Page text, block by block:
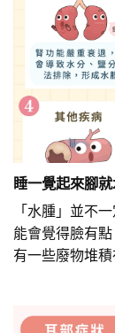
睡一覺起來腳
「水腫」並不
能會覺得臉有
有一些廢物堆積